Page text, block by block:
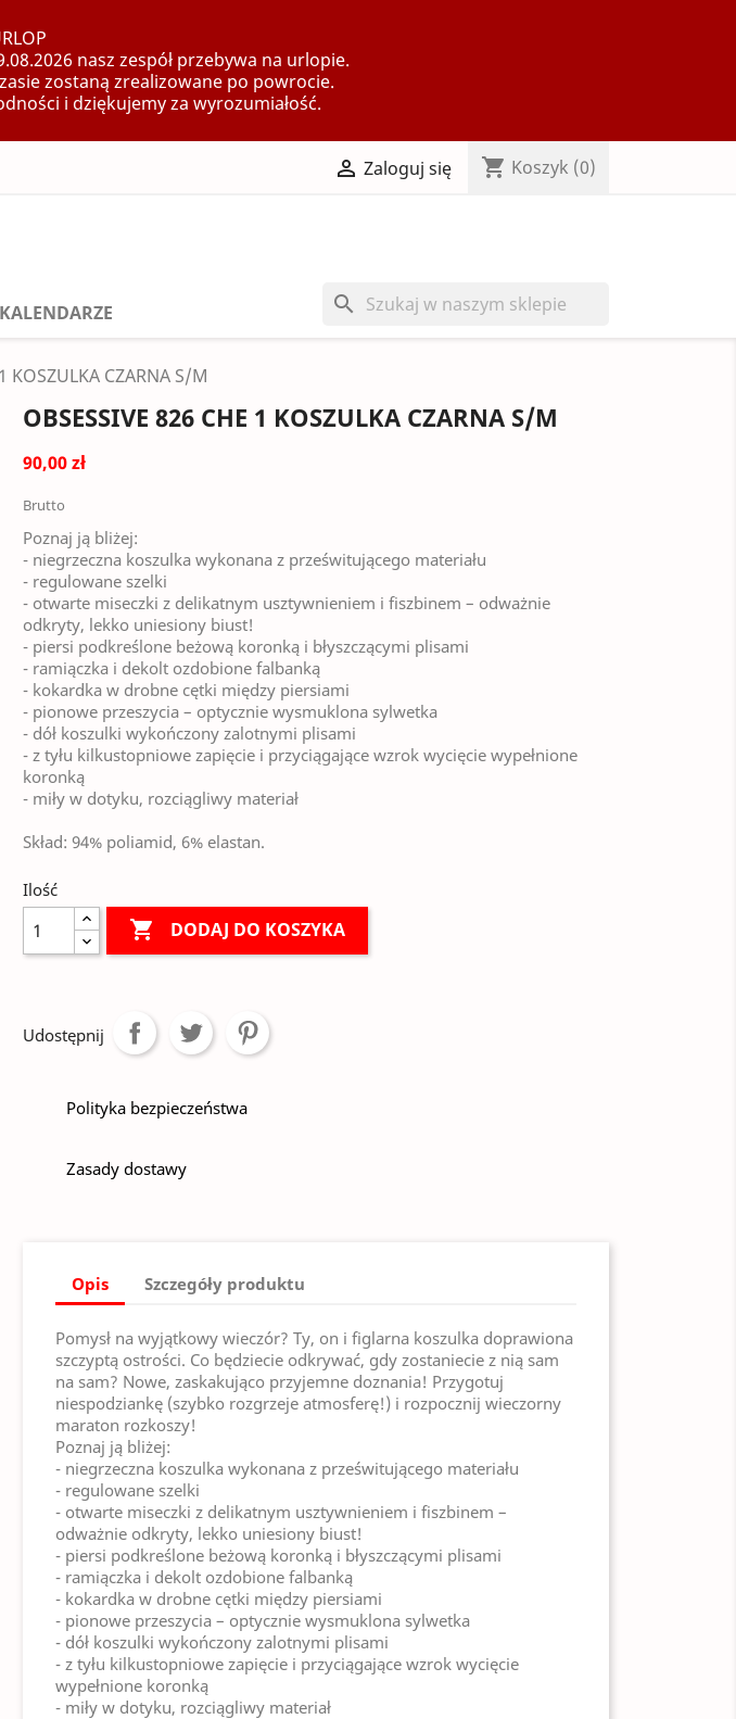
nasz zespół przebywa na urlopie.
zostaną zrealizowane po powrocie.
i dziękujemy za wyrozumiałość.
 Zaloguj się shopping_cart Koszyk (0)
KALENDARZE search
KOSZULKA CZARNA S/M
OBSESSIVE 826 CHE 1 KOSZULKA CZARNA S/M
90,00 zł
Brutto
Poznaj ją bliżej:
- niegrzeczna koszulka wykonana z prześwitującego materiału
- regulowane szelki
- otwarte miseczki z delikatnym usztywnieniem i fiszbinem – odważnie
odkryty, lekko uniesiony biust!
- piersi podkreślone beżową koronką i błyszczącymi plisami
- ramiączka i dekolt ozdobione falbanką
- kokardka w drobne cętki między piersiami
- pionowe przeszycia – optycznie wysmuklona sylwetka
- dół koszulki wykończony zalotnymi plisami
- z tyłu kilkustopniowe zapięcie i przyciągające wzrok wycięcie wypełnione
koronką
- miły w dotyku, rozciągliwy materiał
Skład: 94% poliamid, 6% elastan.
Ilość
 DODAJ DO KOSZYKA
Udostępnij
Polityka bezpieczeństwa
Zasady dostawy
Opis Szczegóły produktu
Pomysł na wyjątkowy wieczór? Ty, on i figlarna koszulka doprawiona
szczyptą ostrości. Co będziecie odkrywać, gdy zostaniecie z nią sam
na sam? Nowe, zaskakująco przyjemne doznania! Przygotuj
niespodziankę (szybko rozgrzeje atmosferę!) i rozpocznij wieczorny
maraton rozkoszy!
Poznaj ją bliżej:
- niegrzeczna koszulka wykonana z prześwitującego materiału
- regulowane szelki
- otwarte miseczki z delikatnym usztywnieniem i fiszbinem –
odważnie odkryty, lekko uniesiony biust!
- piersi podkreślone beżową koronką i błyszczącymi plisami
- ramiączka i dekolt ozdobione falbanką
- kokardka w drobne cętki między piersiami
- pionowe przeszycia – optycznie wysmuklona sylwetka
- dół koszulki wykończony zalotnymi plisami
- z tyłu kilkustopniowe zapięcie i przyciągające wzrok wycięcie
wypełnione koronką
- miły w dotyku, rozciągliwy materiał